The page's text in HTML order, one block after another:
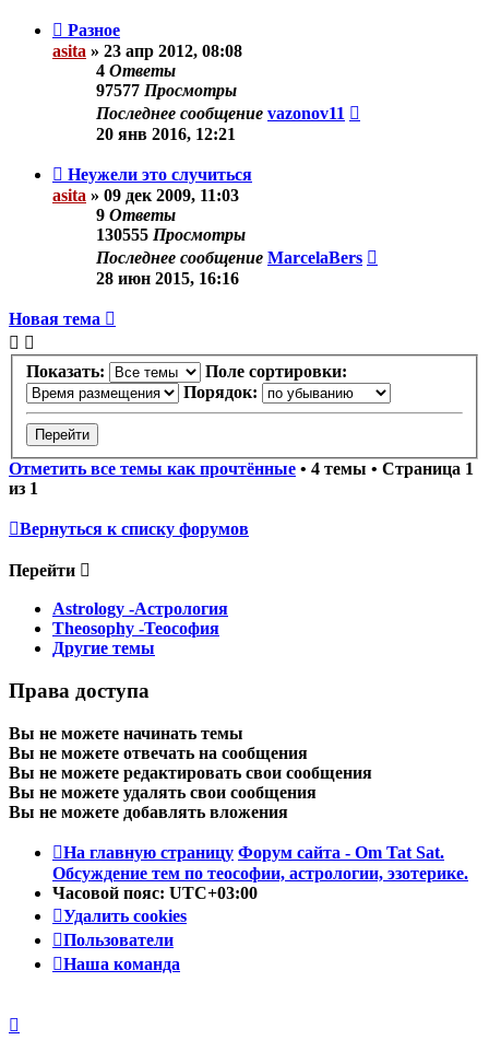
Разное
asita » 23 апр 2012, 08:08
4 Ответы
97577 Просмотры
Последнее сообщение vazonov11
20 янв 2016, 12:21
Неужели это случиться
asita » 09 дек 2009, 11:03
9 Ответы
130555 Просмотры
Последнее сообщение MarcelaBers
28 июн 2015, 16:16
Новая тема
Показать:
Поле сортировки:
Порядок:
Отметить все темы как прочтённые • 4 темы • Страница 1
из 1
Вернуться к списку форумов
Перейти
Astrology -Астрология
Theosophy -Теософия
Другие темы
Права доступа
Вы не можете начинать темы
Вы не можете отвечать на сообщения
Вы не можете редактировать свои сообщения
Вы не можете удалять свои сообщения
Вы не можете добавлять вложения
На главную страницу Форум сайта - Om Tat Sat.
Обсуждение тем по теософии, астрологии, эзотерике.
Часовой пояс: UTC+03:00
Удалить cookies
Пользователи
Наша команда